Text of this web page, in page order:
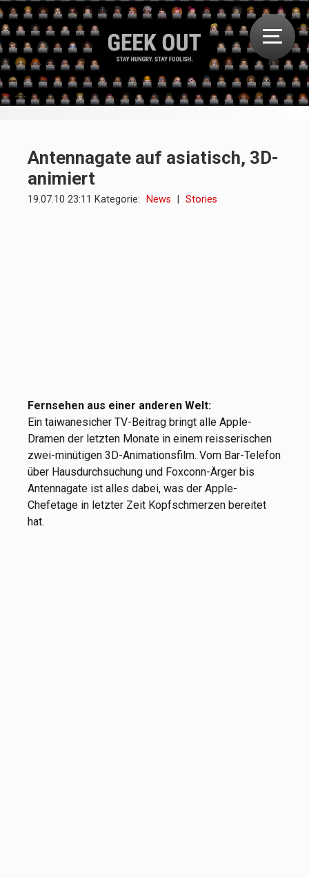
Antennagate auf asiatisch, 3D-
animiert
19.07.10 23:11 Kategorie: News Stories
Fernsehen aus einer anderen Welt:
Ein taiwanesicher TV-Beitrag bringt alle Apple-
Dramen der letzten Monate in einem reisserischen
zwei-minütigen 3D-Animationsfilm. Vom Bar-Telefon
über Hausdurchsuchung und Foxconn-Ärger bis
Antennagate ist alles dabei, was der Apple-
Chefetage in letzter Zeit Kopfschmerzen bereitet
hat.